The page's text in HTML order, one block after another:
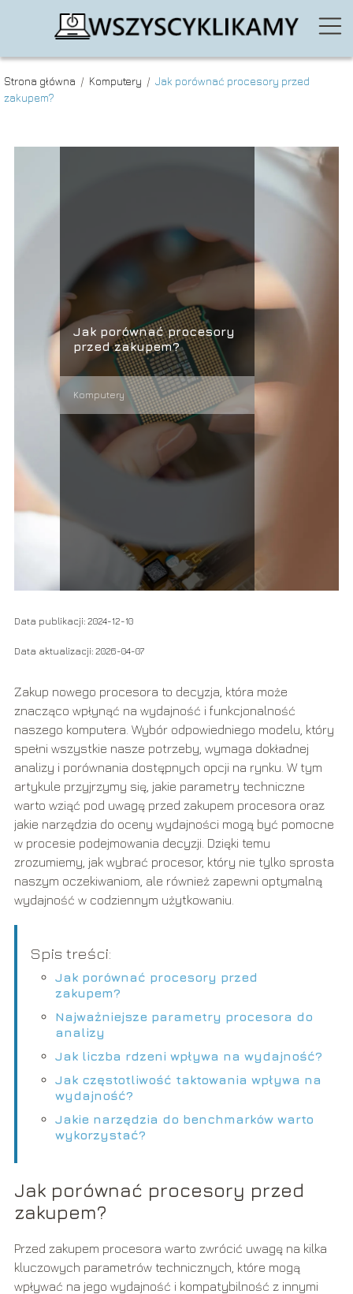
Strona główna / Komputery / Jak porównać procesory przed
zakupem?
Jak porównać procesory
przed zakupem?
Komputery
Data publikacji: 2024-12-10
Data aktualizacji: 2026-04-07
Zakup nowego procesora to decyzja, która może
znacząco wpłynąć na wydajność i funkcjonalność
naszego komputera. Wybór odpowiedniego modelu, który
spełni wszystkie nasze potrzeby, wymaga dokładnej
analizy i porównania dostępnych opcji na rynku. W tym
artykule przyjrzymy się, jakie parametry techniczne
warto wziąć pod uwagę przed zakupem procesora oraz
jakie narzędzia do oceny wydajności mogą być pomocne
w procesie podejmowania decyzji. Dzięki temu
zrozumiemy, jak wybrać procesor, który nie tylko sprosta
naszym oczekiwaniom, ale również zapewni optymalną
wydajność w codziennym użytkowaniu.
Spis treści:
Jak porównać procesory przed
zakupem?
Najważniejsze parametry procesora do
analizy
Jak liczba rdzeni wpływa na wydajność?
Jak częstotliwość taktowania wpływa na
wydajność?
Jakie narzędzia do benchmarków warto
wykorzystać?
Jak porównać procesory przed
zakupem?
Przed zakupem procesora warto zwrócić uwagę na kilka
kluczowych parametrów technicznych, które mogą
wpływać na jego wydajność i kompatybilność z innymi